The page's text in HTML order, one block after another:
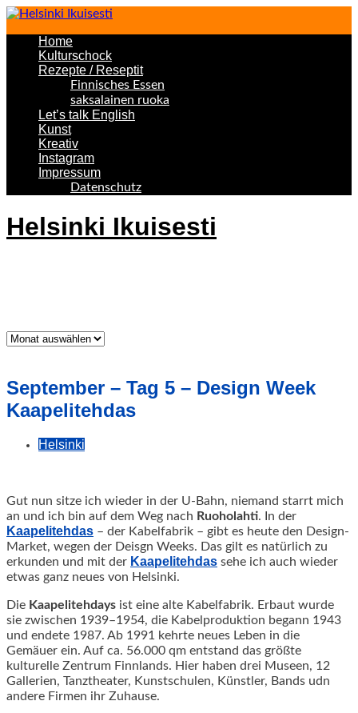
Home
Kulturschock
Rezepte / Reseptit
Finnisches Essen
saksalainen ruoka
Let’s talk English
Kunst
Kreativ
Instagram
Impressum
Datenschutz
Helsinki Ikuisesti
Was
September – Tag 5 – Design Week
Kaapelitehdas
Helsinki
Gut nun sitze ich wieder in der U-Bahn, niemand starrt mich
an und ich bin auf dem Weg nach Ruoholahti. In der
Kaapelitehdas – der Kabelfabrik – gibt es heute den Design-
Market, wegen der Deisgn Weeks. Das gilt es natürlich zu
erkunden und mit der Kaapelitehdas sehe ich auch wieder
etwas ganz neues von Helsinki.
Die Kaapelitehdays ist eine alte Kabelfabrik. Erbaut wurde
sie zwischen 1939–1954, die Kabelproduktion begann 1943
und endete 1987. Ab 1991 kehrte neues Leben in die
Gemäuer ein. Auf ca. 56.000 qm entstand das größte
kulturelle Zentrum Finnlands. Hier haben drei Museen, 12
Gallerien, Tanztheater, Kunstschulen, Künstler, Bands udn
andere Firmen ihr Zuhause.